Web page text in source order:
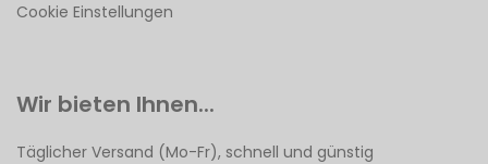
Cookie Einstellungen
Wir bieten Ihnen...
Täglicher Versand (Mo-Fr), schnell und günstig